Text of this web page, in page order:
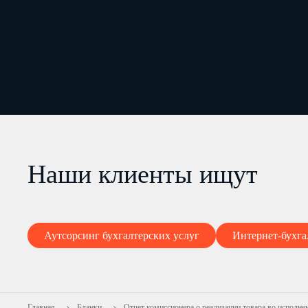
Наши клиенты ищут
Аутсорсинг бухгалтерских услуг Интернет-